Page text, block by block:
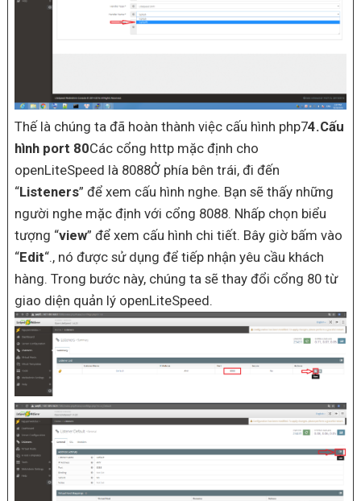
Thế là chúng ta đã hoàn thành việc cấu hình php74.Cấu
hình port 80Các cổng http mặc định cho
openLiteSpeed là 8088Ở phía bên trái, đi đến
“Listeners” để xem cấu hình nghe. Bạn sẽ thấy những
người nghe mặc định với cổng 8088. Nhấp chọn biểu
tượng “view” để xem cấu hình chi tiết. Bây giờ bấm vào
“Edit“., nó được sử dụng để tiếp nhận yêu cầu khách
hàng. Trong bước này, chúng ta sẽ thay đổi cổng 80 từ
giao diện quản lý openLiteSpeed.